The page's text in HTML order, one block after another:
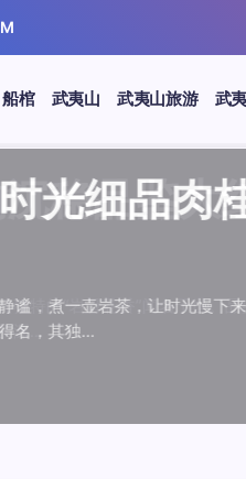
船棺 武夷山 武夷山旅游 武
时光细品肉
处静谧，煮一壶岩茶，让时光
而得名，其独…
日
韵沉稳品鉴
楚，以其独特的“岩骨花香”闻名
化底蕴的深…
日
蕴绵长品鉴
经典品种，以其汤水顺滑、底
悠长的岁月，…
日
久不散品鉴
之誉，而肉桂更是其中翘楚。其
久不散，令…
日
不同三款经
，以其独特的“岩韵”闻名于世。
精华后形成…
日
底全面品鉴
叶底是关键环节。肉桂、水仙
出工艺与山场…
日
光细品肉
静谧，煮一壶岩茶，让时光慢
得名，其独…
沉稳品鉴
其独特的“岩骨花香”闻名于世
蕴的深…
绵长品鉴武
，以其汤水顺滑、底蕴绵长而
月，…
不散品鉴武
肉桂更是其中翘楚。其名源于
令…
同三款经典
特的“岩韵”闻名于世。所谓岩
成…
全面品鉴肉
键环节。肉桂、水仙、大红袍
山场…
光细品肉桂
煮一壶岩茶，让时光慢下来。
其独…
沉稳品鉴大
独特的“岩骨花香”闻名于世。
深…
绵长品鉴武
，以其汤水顺滑、底蕴绵长而
月，…
不散品鉴武
肉桂更是其中翘楚。其名源于
令…
同三款经典
特的“岩韵”闻名于世。所谓岩
成…
全面品鉴肉
键环节。肉桂、水仙、大红袍
山场…